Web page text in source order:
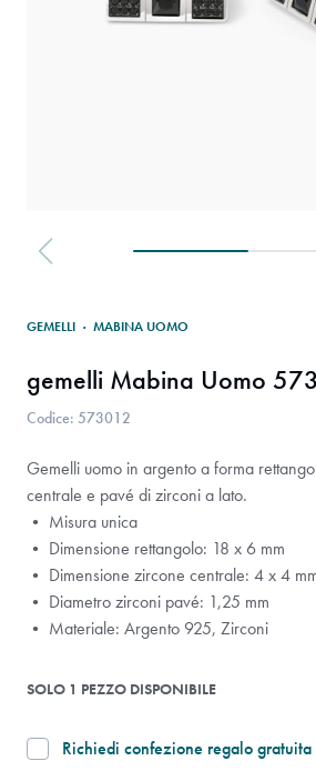
GEMELLI · MABINA UOMO
gemelli Mabina Uomo
Codice: 573012
Gemelli uomo in argento a forma
centrale e pavé di zirconi a lato.
• Misura unica
• Dimensione rettangolo: 18 x 6 mm
• Dimensione zircone centrale: 4 x 4
• Diametro zirconi pavé: 1,25 mm
• Materiale: Argento 925, Zirconi
SOLO 1 PEZZO DISPONIBILE
Richiedi confezione regalo gratuita